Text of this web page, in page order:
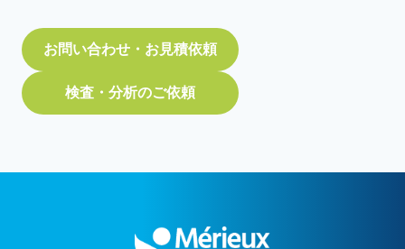
お問い合わせ・お見積依頼
検査・分析のご依頼